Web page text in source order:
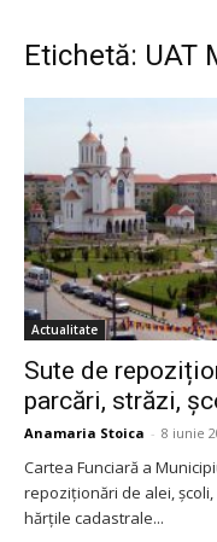
Etichetă: UAT
Actualitate
Sute de
parcări, străzi,
Anamaria Stoica - 8 iunie
Cartea Funciară a
repoziționări de alei,
hărțile cadastrale...